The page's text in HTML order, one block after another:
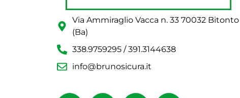
Via Ammiraglio Vacca n. 33 70032 Bitonto
(Ba)
338.9759295 / 391.3144638
info@brunosicura.it